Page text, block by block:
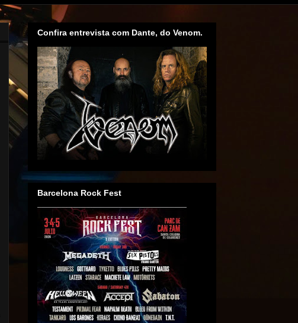
Confira entrevista com Dante, do Venom.
Barcelona Rock Fest